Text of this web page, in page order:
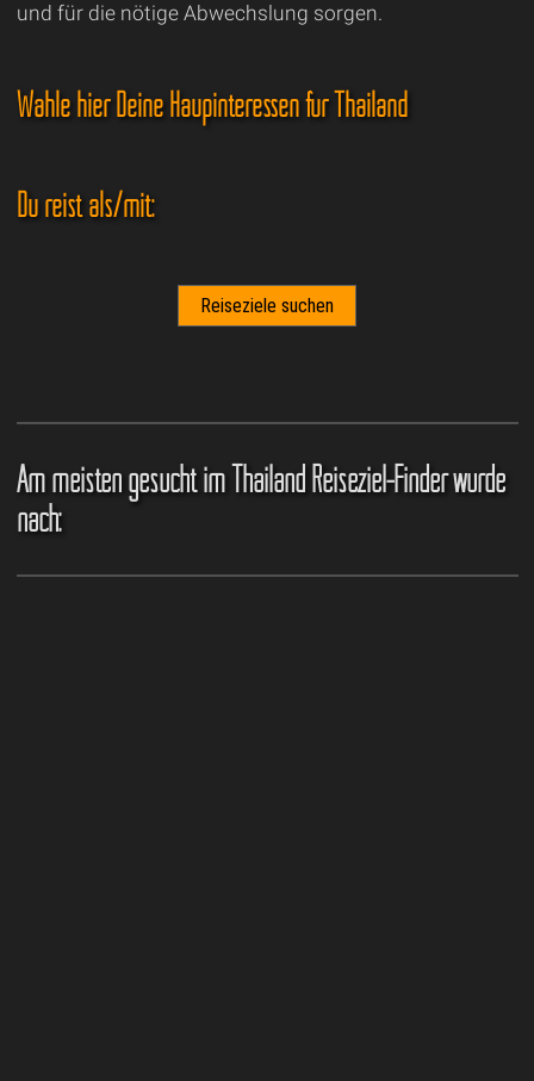
und für die nötige Abwechslung sorgen.
Wähle hier Deine Haupinteressen für Thailand
Du reist als/mit:
Am meisten gesucht im Thailand Reiseziel-Finder wurde
nach: